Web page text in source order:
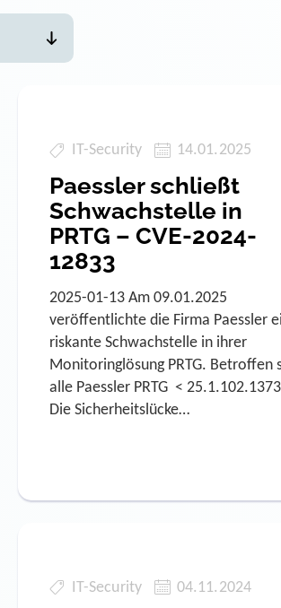
IT-Security 14.01.2025
Paessler schließt
Schwachstelle in
PRTG – CVE-2024-
12833
2025-01-13 Am 09.01.2025
veröffentlichte die Firma Paessler
riskante Schwachstelle in ihrer
Monitoringlösung PRTG. Betroffen
alle Paessler PRTG <
Die Sicherheitslücke…
IT-Security 04.11.2024